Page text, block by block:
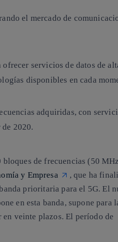
el mercado de
servicios de datos de
disponibles en cada
adquiridas, con
2020.
bloques de frecuencias (50
y Empresa
, que ha
prioritaria para el 5G. El
en esta banda, supone para
veinte plazos. El período de